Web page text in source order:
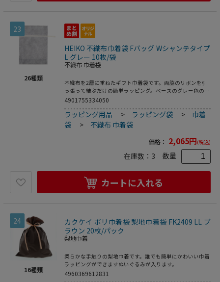
23
26種類
HEIKO 不織布巾着袋 Fバッグ Wシャンテタイプ
L グレー 10枚/袋
不織布 巾着袋
不織布を2層に重ねたギフト巾着袋です。両脇のリボンを引
っ張って結ぶだけの簡単ラッピング。ベースのグレー色の上
に薄手の白を重ねることで、やさしく上品なイメージのギフ
りも容量があります。●入数：10枚
4901755334050
ラッピング用品 > ラッピング袋 > 巾着
袋
> 不織布 巾着袋
価格： 2,065円(税込)
在庫数： 3 数量
カートに入れる
24
16種類
カクケイ ポリ巾着袋 梨地巾着袋 FK2409 LL ブ
ラウン 20枚/パック
梨地巾着
柔らかな手触りの梨地巾着です。誰でも簡単にかわいい巾着
ラッピングができますぬいぐるみが入ります。
4960369612831